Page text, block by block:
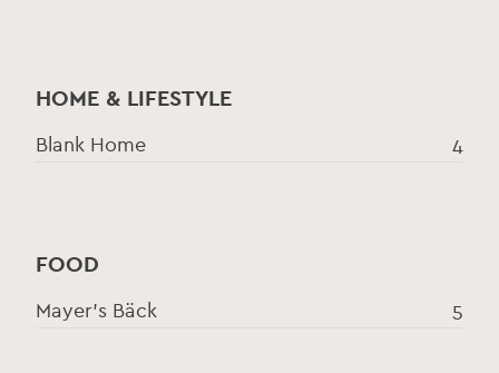
HOME & LIFESTYLE
Blank Home 4
FOOD
Mayer's Bäck 5